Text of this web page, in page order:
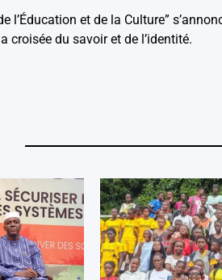
de l’Éducation et de la Culture”
croisée du savoir et de l’identité.